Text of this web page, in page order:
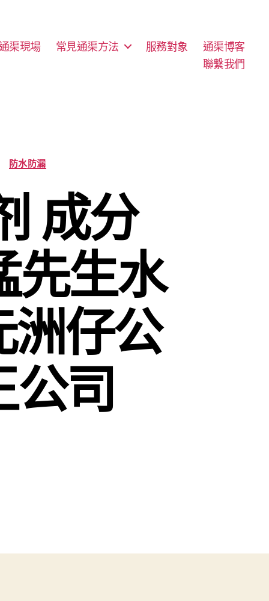
渠現場 常見通渠方法 服務對象
通渠博客
聯繫我們
防水防漏
成分
先生水
仔公
公司